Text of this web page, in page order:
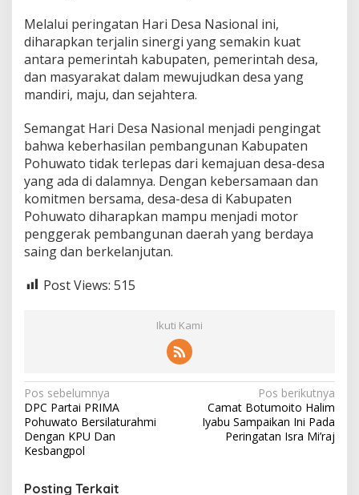
Melalui peringatan Hari Desa Nasional ini,
diharapkan terjalin sinergi yang semakin kuat
antara pemerintah kabupaten, pemerintah desa,
dan masyarakat dalam mewujudkan desa yang
mandiri, maju, dan sejahtera.
Semangat Hari Desa Nasional menjadi pengingat
bahwa keberhasilan pembangunan Kabupaten
Pohuwato tidak terlepas dari kemajuan desa-desa
yang ada di dalamnya. Dengan kebersamaan dan
komitmen bersama, desa-desa di Kabupaten
Pohuwato diharapkan mampu menjadi motor
penggerak pembangunan daerah yang berdaya
saing dan berkelanjutan.
Post Views: 515
Ikuti Kami
N
a
v
g
Pos sebelumnya
DPC Partai PRIMA
Pohuwato Bersilaturahmi
Dengan KPU Dan
Kesbangpol
Pos berikutnya
Camat Botumoito Halim
Iyabu Sampaikan Ini Pada
Peringatan Isra Mi’raj
Posting Terkait